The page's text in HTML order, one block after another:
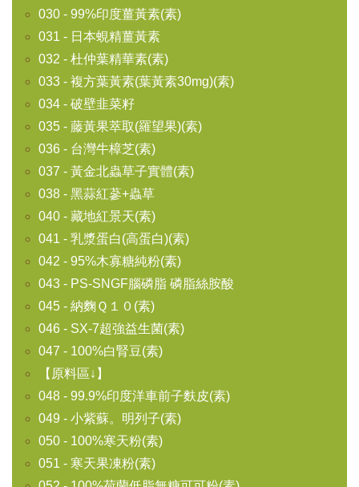
030 - 99%印度薑黃素(素)
031 - 日本蜆精薑黃素
032 - 杜仲葉精華素(素)
033 - 複方葉黃素(葉黃素30mg)(素)
034 - 破壁韭菜籽
035 - 藤黃果萃取(羅望果)(素)
036 - 台灣牛樟芝(素)
037 - 黃金北蟲草子實體(素)
038 - 黑蒜紅蔘+蟲草
040 - 藏地紅景天(素)
041 - 乳漿蛋白(高蛋白)(素)
042 - 95%木寡糖純粉(素)
043 - PS-SNGF腦磷脂 磷脂絲胺酸
045 - 納麴Ｑ１０(素)
046 - SX-7超強益生菌(素)
047 - 100%白腎豆(素)
【原料區↓】
048 - 99.9%印度洋車前子麩皮(素)
049 - 小紫蘇。明列子(素)
050 - 100%寒天粉(素)
051 - 寒天果凍粉(素)